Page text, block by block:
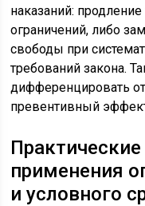
наказаний:
ограничений, либо
свободы при
требований закона.
дифференцировать
превентивный
применения
и условного